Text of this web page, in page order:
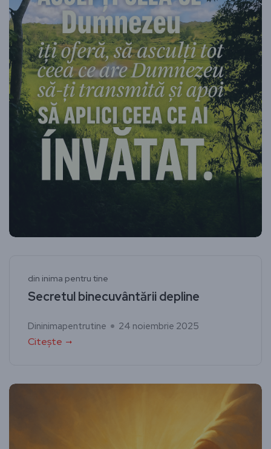
din inima pentru tine
Secretul binecuvântării depline
Dininimapentrutine 24 noiembrie 2025
Citește